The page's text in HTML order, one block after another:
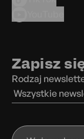
Zapisz
Rodzaj
Wszystkie
Wpisz